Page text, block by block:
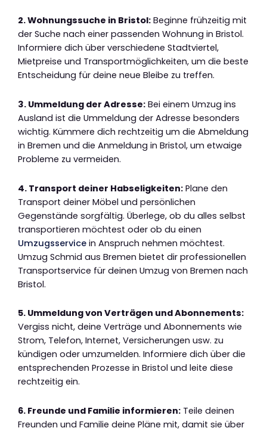
2. Wohnungssuche in Bristol: Beginne frühzeitig mit
der Suche nach einer passenden Wohnung in Bristol.
Informiere dich über verschiedene Stadtviertel,
Mietpreise und Transportmöglichkeiten, um die beste
Entscheidung für deine neue Bleibe zu treffen.
3. Ummeldung der Adresse: Bei einem Umzug ins
Ausland ist die Ummeldung der Adresse besonders
wichtig. Kümmere dich rechtzeitig um die Abmeldung
in Bremen und die Anmeldung in Bristol, um etwaige
Probleme zu vermeiden.
4. Transport deiner Habseligkeiten: Plane den
Transport deiner Möbel und persönlichen
Gegenstände sorgfältig. Überlege, ob du alles selbst
transportieren möchtest oder ob du einen
Umzugsservice in Anspruch nehmen möchtest.
Umzug Schmid aus Bremen bietet dir professionellen
Transportservice für deinen Umzug von Bremen nach
Bristol.
5. Ummeldung von Verträgen und Abonnements:
Vergiss nicht, deine Verträge und Abonnements wie
Strom, Telefon, Internet, Versicherungen usw. zu
kündigen oder umzumelden. Informiere dich über die
entsprechenden Prozesse in Bristol und leite diese
rechtzeitig ein.
6. Freunde und Familie informieren: Teile deinen
Freunden und Familie deine Pläne mit, damit sie über